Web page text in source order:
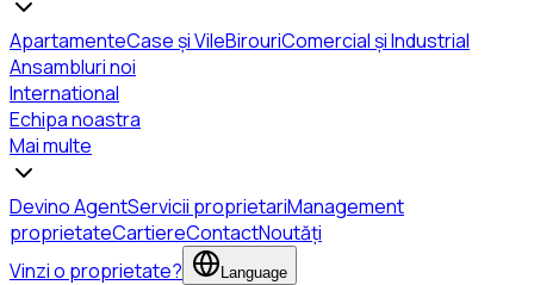
ApartamenteCase și VileBirouriComercial și Industrial
Ansambluri noi
International
Echipa noastra
Mai multe
Devino AgentServicii proprietariManagement
proprietateCartiereContactNoutăți
Vinzi o proprietate?
Language